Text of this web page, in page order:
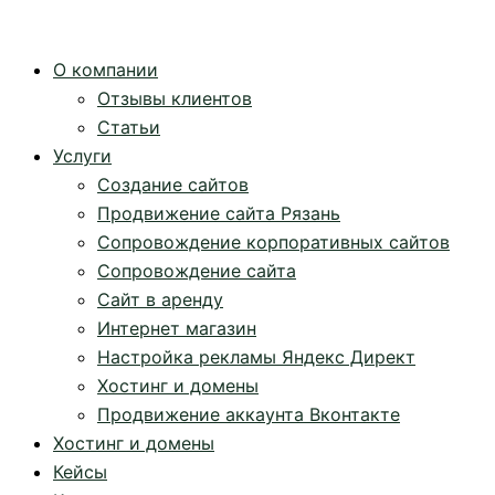
содержимому
О компании
Отзывы клиентов
Статьи
Услуги
Создание сайтов
Продвижение сайта Рязань
Сопровождение корпоративных сайтов
Сопровождение сайта
Сайт в аренду
Интернет магазин
Настройка рекламы Яндекс Директ
Хостинг и домены
Продвижение аккаунта Вконтакте
Хостинг и домены
Кейсы